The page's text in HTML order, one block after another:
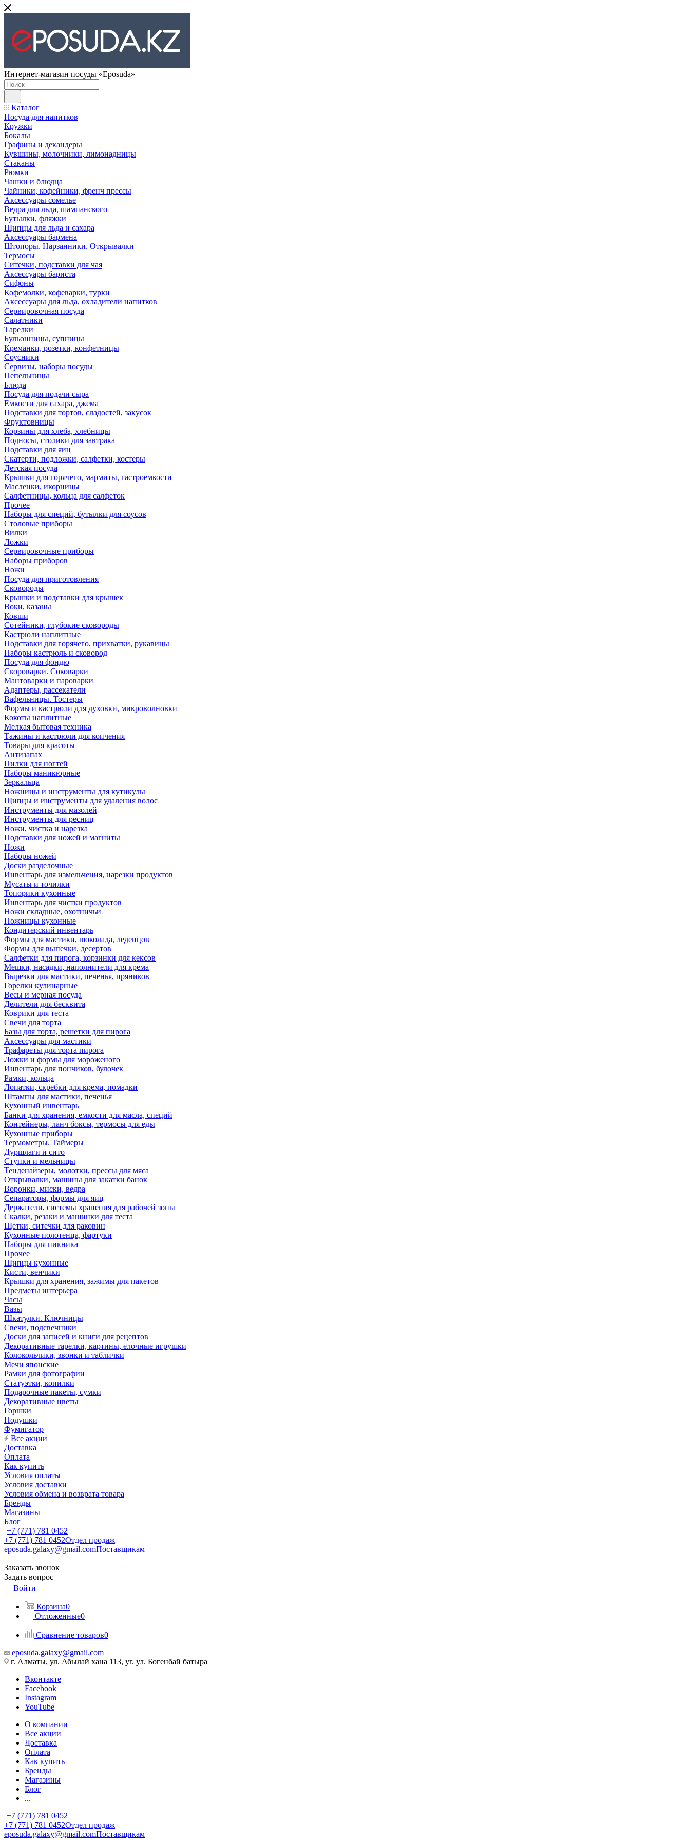
Интернет-магазин посуды «Eposuda»
Каталог
Посуда для напитков
Кружки
Бокалы
Графины и декандеры
Кувшины, молочники, лимонадницы
Стаканы
Рюмки
Чашки и блюдца
Чайники, кофейники, френч прессы
Аксессуары сомелье
Ведра для льда, шампанского
Бутылки, фляжки
Щипцы для льда и сахара
Аксессуары бармена
Штопоры. Нарзанники. Открывалки
Термосы
Ситечки, подставки для чая
Аксессуары бариста
Сифоны
Кофемолки, кофеварки, турки
Аксессуары для льда, охладители напитков
Сервировочная посуда
Салатники
Тарелки
Бульонницы, супницы
Креманки, розетки, конфетницы
Соусники
Сервизы, наборы посуды
Пепельницы
Блюда
Посуда для подачи сыра
Емкости для сахара, джема
Подставки для тортов, сладостей, закусок
Фруктовницы
Корзины для хлеба, хлебницы
Подносы, столики для завтрака
Подставки для яиц
Скатерти, подложки, салфетки, костеры
Детская посуда
Крышки для горячего, мармиты, гастроемкости
Масленки, икорницы
Салфетницы, кольца для салфеток
Прочее
Наборы для специй, бутылки для соусов
Столовые приборы
Вилки
Ложки
Сервировочные приборы
Наборы приборов
Ножи
Посуда для приготовления
Сковороды
Крышки и подставки для крышек
Воки, казаны
Ковши
Сотейники, глубокие сковороды
Кастрюли наплитные
Подставки для горячего, прихватки, рукавицы
Наборы кастрюль и сковород
Посуда для фондю
Скороварки. Соковарки
Мантоварки и пароварки
Адаптеры, рассекатели
Вафельницы. Тостеры
Формы и кастрюли для духовки, микроволновки
Кокоты наплитные
Мелкая бытовая техника
Тажины и кастрюли для копчения
Товары для красоты
Антизапах
Пилки для ногтей
Наборы маникюрные
Зеркальца
Ножницы и инструменты для кутикулы
Щипцы и инструменты для удаления волос
Инструменты для мазолей
Инструменты для ресниц
Ножи, чистка и нарезка
Подставки для ножей и магниты
Ножи
Наборы ножей
Доски разделочные
Инвентарь для измельчения, нарезки продуктов
Мусаты и точилки
Топорики кухонные
Инвентарь для чистки продуктов
Ножи складные, охотничьи
Ножницы кухонные
Кондитерский инвентарь
Формы для мастики, шоколада, леденцов
Формы для выпечки, десертов
Салфетки для пирога, корзинки для кексов
Мешки, насадки, наполнители для крема
Вырезки для мастики, печенья, пряников
Горелки кулинарные
Весы и мерная посуда
Делители для бесквита
Коврики для теста
Свечи для торта
Базы для торта, решетки для пирога
Аксессуары для мастики
Трафареты для торта пирога
Ложки и формы для мороженого
Инвентарь для пончиков, булочек
Рамки, кольца
Лопатки, скребки для крема, помадки
Штампы для мастики, печенья
Кухонный инвентарь
Банки для хранения, емкости для масла, специй
Контейнеры, ланч боксы, термосы для еды
Кухонные приборы
Термометры. Таймеры
Дуршлаги и сито
Ступки и мельницы
Тенденайзеры, молотки, прессы для мяса
Открывалки, машины для закатки банок
Воронки, миски, ведра
Сепараторы, формы для яиц
Держатели, системы хранения для рабочей зоны
Скалки, резаки и машинки для теста
Щетки, ситечки для раковин
Кухонные полотенца, фартуки
Наборы для пикника
Прочее
Щипцы кухонные
Кисти, венчики
Крышки для хранения, зажимы для пакетов
Предметы интерьера
Часы
Вазы
Шкатулки. Ключницы
Свечи, подсвечники
Доски для записей и книги для рецептов
Декоративные тарелки, картины, елочные игрушки
Колокольчики, звонки и таблички
Мечи японские
Рамки для фотографии
Статуэтки, копилки
Подарочные пакеты, сумки
Декоративные цветы
Горшки
Подушки
Фумигатор
Все акции
Доставка
Оплата
Как купить
Условия оплаты
Условия доставки
Условия обмена и возврата товара
Бренды
Магазины
Блог
+7 (771) 781 0452
+7 (771) 781 0452Отдел продаж
eposuda.galaxy@gmail.comПоставщикам
Заказать звонок
Задать вопрос
Войти
Корзина0
Отложенные0
Сравнение товаров0
eposuda.galaxy@gmail.com
г. Алматы, ул. Абылай хана 113, уг. ул. Богенбай батыра
Вконтакте
Facebook
Instagram
YouTube
О компании
Все акции
Доставка
Оплата
Как купить
Бренды
Магазины
Блог
...
+7 (771) 781 0452
+7 (771) 781 0452Отдел продаж
eposuda.galaxy@gmail.comПоставщикам